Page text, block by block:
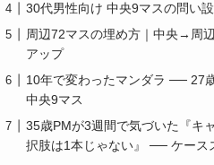
30代男性向け 中央9マスの問い設
周辺72マスの埋め方｜中央→周
アップ
10年で変わったマンダラ ── 27
中央9マス
35歳PMが3週間で気づいた『キ
択肢は1本じゃない』 ── ケース